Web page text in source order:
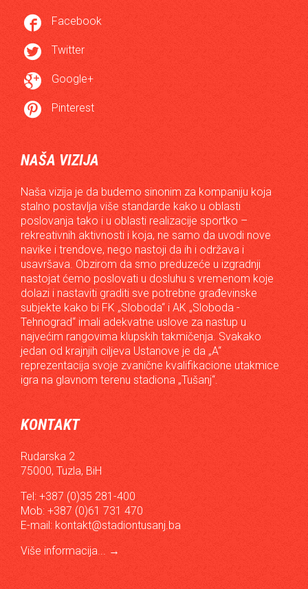
 Facebook
 Twitter
 Google+
 Pinterest
NAŠA VIZIJA
Naša vizija je da budemo sinonim za kompaniju koja
stalno postavlja više standarde kako u oblasti
poslovanja tako i u oblasti realizacije sportko –
rekreativnih aktivnosti i koja, ne samo da uvodi nove
navike i trendove, nego nastoji da ih i održava i
usavršava. Obzirom da smo preduzeće u izgradnji
nastojat ćemo poslovati u dosluhu s vremenom koje
dolazi i nastaviti graditi sve potrebne građevinske
subjekte kako bi FK „Sloboda“ i AK „Sloboda -
Tehnograd“ imali adekvatne uslove za nastup u
najvećim rangovima klupskih takmičenja. Svakako
jedan od krajnjih ciljeva Ustanove je da „A“
reprezentacija svoje zvanične kvalifikacione utakmice
igra na glavnom terenu stadiona „Tušanj“.
KONTAKT
Rudarska 2
75000, Tuzla, BiH
Tel: +387 (0)35 281-400
Mob: +387 (0)61 731 470
E-mail: kontakt@stadiontusanj.ba
Više informacija... →